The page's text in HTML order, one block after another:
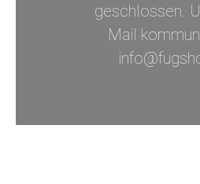
geschlossen.
Mail